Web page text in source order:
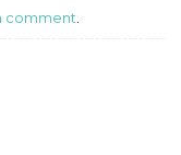
comment.